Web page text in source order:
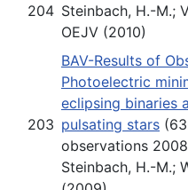
204 Steinbach, H.-M.;
OEJV (2010)
203
BAV-Results of
Photoelectric
eclipsing binaries
pulsating stars
observations
Steinbach, H.-M.;